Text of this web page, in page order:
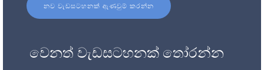
නව වැඩසටහනක් ඇණවුම් කරන්න
වෙනත් වැඩසටහනක් තෝරන්න